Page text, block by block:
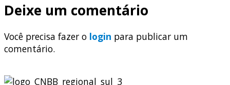
Deixe um comentário
Você precisa fazer o login para publicar um
comentário.